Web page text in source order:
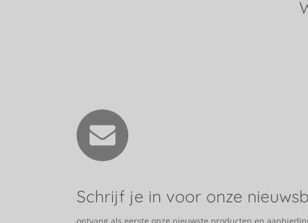
Schrijf je in voor onze